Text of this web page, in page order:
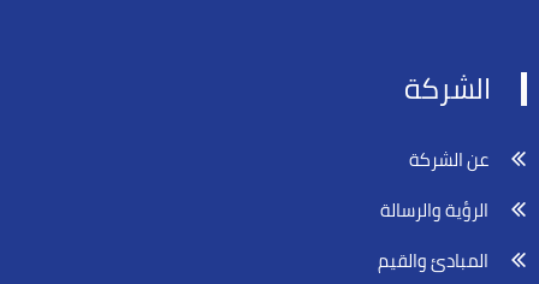
الشركة
عن الشركة
الرؤية والرسالة
المبادئ والقيم